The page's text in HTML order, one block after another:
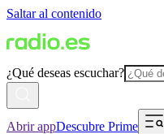
Saltar al contenido
¿Qué deseas escuchar?
Abrir appDescubre Prime